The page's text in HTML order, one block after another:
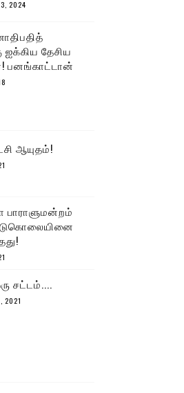
2024
ஐக்கிய தேசிய
பனங்காட்டான்
ஆயுதம்!
பாராளுமன்றம்
சட்டம்....
2021